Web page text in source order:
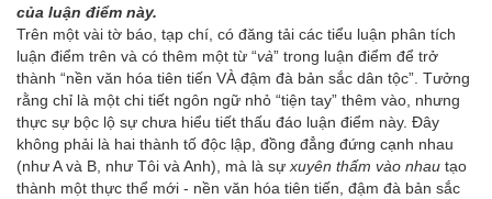
của luận điểm này.
Trên một vài tờ báo, tạp chí, có đăng tải các tiểu luận phân tích
luận điểm trên và có thêm một từ “và” trong luận điểm để trở
thành “nền văn hóa tiên tiến VÀ đậm đà bản sắc dân tộc”. Tưởng
rằng chỉ là một chi tiết ngôn ngữ nhỏ “tiện tay” thêm vào, nhưng
thực sự bộc lộ sự chưa hiểu tiết thấu đáo luận điểm này. Đây
không phải là hai thành tố độc lập, đồng đẳng đứng cạnh nhau
(như A và B, như Tôi và Anh), mà là sự xuyên thấm vào nhau tạo
thành một thực thể mới - nền văn hóa tiên tiến, đậm đà bản sắc